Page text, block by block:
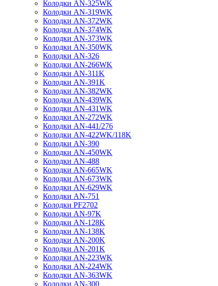
Колодки AN-325WK
Колодки AN-319WK
Колодки AN-372WK
Колодки AN-374WK
Колодки AN-373WK
Колодки AN-350WK
Колодки AN-326
Колодки AN-266WK
Колодки AN-311K
Колодки AN-391K
Колодки AN-382WK
Колодки AN-439WK
Колодки AN-431WK
Колодки AN-272WK
Колодки AN-441/276
Колодки AN-422WK/118K
Колодки AN-390
Колодки AN-450WK
Колодки AN-488
Колодки AN-665WK
Колодки AN-673WK
Колодки AN-629WK
Колодки AN-751
Колодки PF2702
Колодки AN-97K
Колодки AN-128K
Колодки AN-138K
Колодки AN-200K
Колодки AN-201K
Колодки AN-223WK
Колодки AN-224WK
Колодки AN-363WK
Колодки AN-300